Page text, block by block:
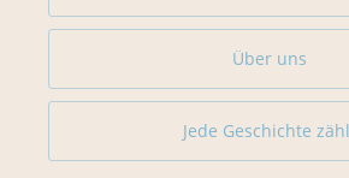
Über uns
Jede Geschichte